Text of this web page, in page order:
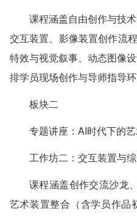
课程涵盖自由创作与技
交互装置、影像装置创作流
特效与视觉叙事、动态图像
排学员现场创作与导师指导环
板块二
专题讲座：AI时代下的
工作坊二：交互装置与
课程涵盖创作交流沙龙
艺术装置整合（含学员作品